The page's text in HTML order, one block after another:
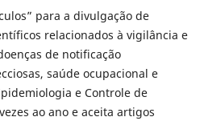
para a divulgação de
relacionados à vigilância e
de notificação
saúde ocupacional e
e Controle de
ao ano e aceita artigos